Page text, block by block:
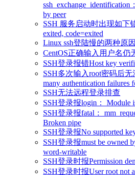
ssh_exchange_identification
by peer
SSH 服务启动时出现如下
exited, code=exited
Linux ssh登陆慢的两种原
CentOS正确输入用户名仍
SSH登录报错Host key
SSH多次输入root密码后
many authentication failures
SSH无法远程登录排查
SSH登录报login： Module
SSH登录报fatal：
Broken pipe
SSH登录报No supported
SSH登录报must be owned
word-writable
SSH登录时报Permission
SSH登录时报User root not